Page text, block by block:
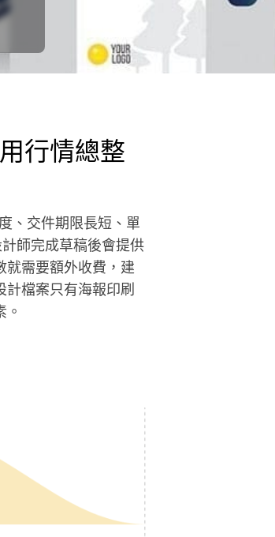
行情總整
、交件期限長短、單
師完成草稿後會提供
就需要額外收費，建
檔案只有海報印刷
。